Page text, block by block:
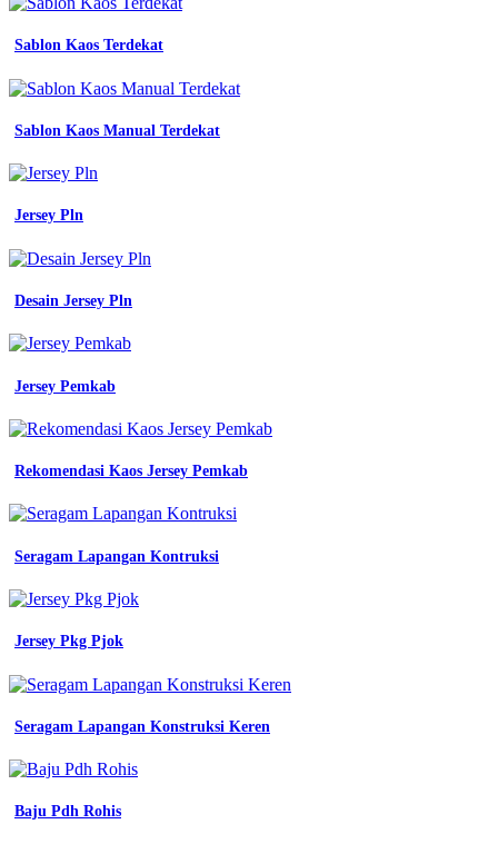
bumn
untuk
indonesia
warna
navy
dongker
kemeja
pria
seragam
pilot
Mentahan
Almet
Merah
baju
kerja
dan
seragam
pria
kemeja
kayawan
kemeja
pt
seragam
ob
rpm
Sablon Kaos Terdekat
Sablon Kaos Manual Terdekat
Jersey Pln
Desain Jersey Pln
Jersey Pemkab
Rekomendasi Kaos Jersey Pemkab
Seragam Lapangan Kontruksi
Jersey Pkg Pjok
Seragam Lapangan Konstruksi Keren
Baju Pdh Rohis